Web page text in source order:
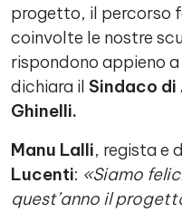
progetto, il percorso
coinvolte le nostre
rispondono appieno
dichiara il Sindaco di
Ghinelli.
Manu Lalli, regista e
Lucenti: «Siamo
quest’anno il